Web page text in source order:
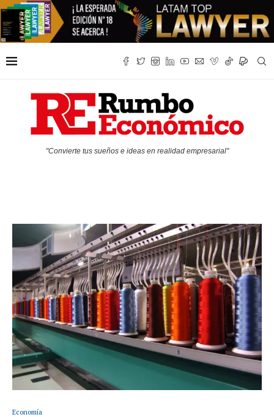
"Convierte tus sueños e ideas en realidad empresarial"
Economía